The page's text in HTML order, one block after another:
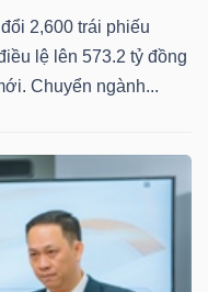
2,600 trái phiếu
lệ lên 573.2 tỷ đồng
Chuyển ngành...
liên quan Cổ đông lớn